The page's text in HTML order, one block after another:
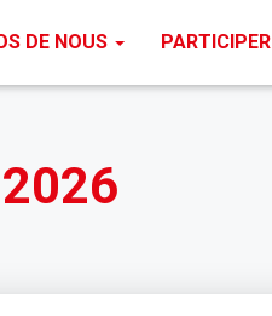
DE NOUS PARTICIPER